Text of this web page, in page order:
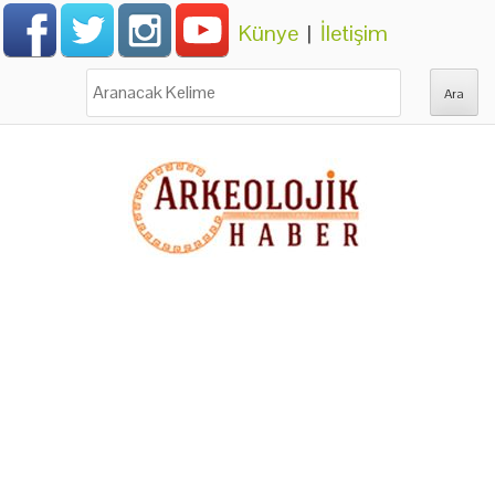
Künye | İletişim